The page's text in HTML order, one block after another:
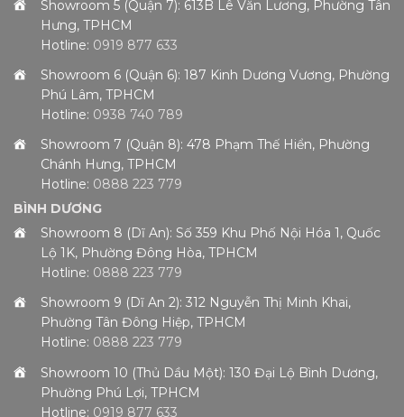
Showroom 5 (Quận 7): 613B Lê Văn Lương, Phường Tân
Hưng, TPHCM
Hotline: 0919 877 633
Showroom 6 (Quận 6): 187 Kinh Dương Vương, Phường
Phú Lâm, TPHCM
Hotline: 0938 740 789
Showroom 7 (Quận 8): 478 Phạm Thế Hiển, Phường
Chánh Hưng, TPHCM
Hotline: 0888 223 779
BÌNH DƯƠNG
Showroom 8 (Dĩ An): Số 359 Khu Phố Nội Hóa 1, Quốc
Lộ 1K, Phường Đông Hòa, TPHCM
Hotline: 0888 223 779
Showroom 9 (Dĩ An 2): 312 Nguyễn Thị Minh Khai,
Phường Tân Đông Hiệp, TPHCM
Hotline: 0888 223 779
Showroom 10 (Thủ Dầu Một): 130 Đại Lộ Bình Dương,
Phường Phú Lợi, TPHCM
Hotline: 0919 877 633